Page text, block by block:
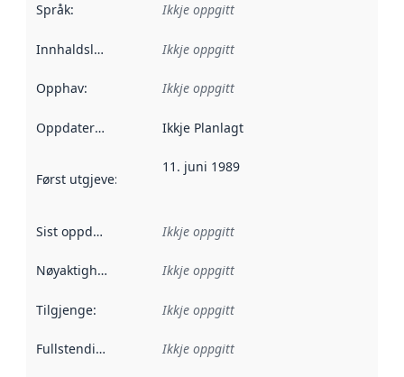
Språk: Ikkje oppgitt
Innhaldsleverandørar :
Ikkje oppgitt
Opphav: Ikkje oppgitt
Oppdateringsfrekvens :
Ikkje Planlagt
Først utgjeve: Denne datoen seier når dataa i dette
11. juni 1989
Sist oppdatert Ikkje oppgitt
Nøyaktigheit Ikkje oppgitt
Tilgjenge: Ikkje oppgitt
Fullstendigheit Ikkje oppgitt